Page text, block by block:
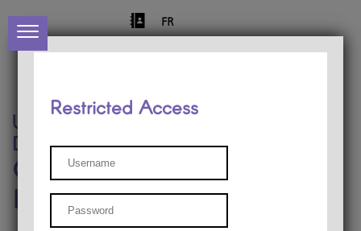
FR
University of Liège
Départment of Philosophy
Center for Phenomenological
Research
Restricted Access